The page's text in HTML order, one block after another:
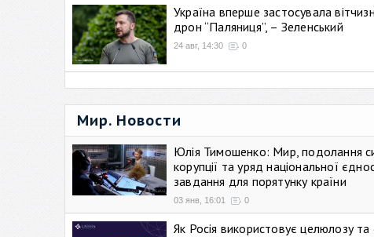
Україна вперше застосувала
дрон “Паляниця”, – Зеленський
24 авг, 14:30 0
Мир. Новости
Юлія Тимошенко: Мир, подолання
корупції та уряд національної
завдання для порятунку країни
03 янв, 16:01 0
Як Росія використовує целюлозу